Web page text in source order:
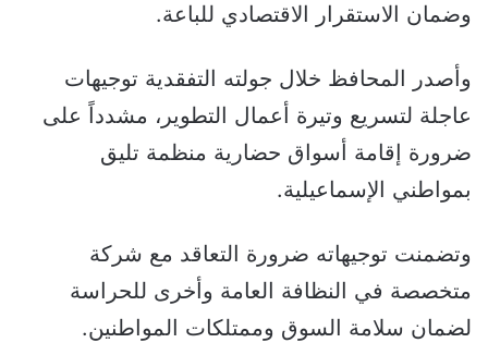
وضمان الاستقرار الاقتصادي للباعة.
وأصدر المحافظ خلال جولته التفقدية توجيهات
عاجلة لتسريع وتيرة أعمال التطوير، مشدداً على
ضرورة إقامة أسواق حضارية منظمة تليق
بمواطني الإسماعيلية.
وتضمنت توجيهاته ضرورة التعاقد مع شركة
متخصصة في النظافة العامة وأخرى للحراسة
لضمان سلامة السوق وممتلكات المواطنين.